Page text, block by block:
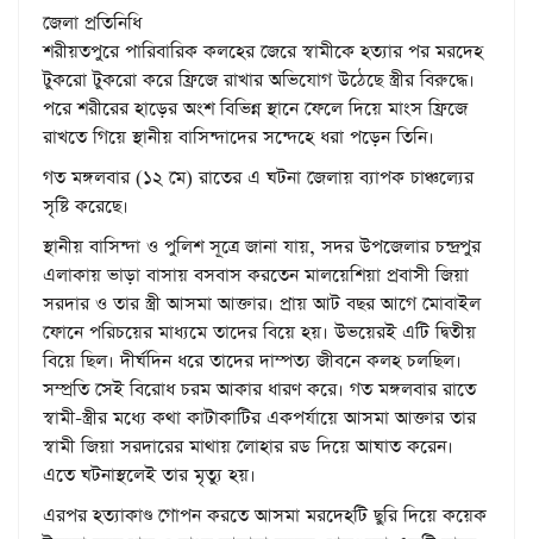
জেলা প্রতিনিধি
শরীয়তপুরে পারিবারিক কলহের জেরে স্বামীকে হত্যার পর মরদেহ
টুকরো টুকরো করে ফ্রিজে রাখার অভিযোগ উঠেছে স্ত্রীর বিরুদ্ধে।
পরে শরীরের হাড়ের অংশ বিভিন্ন স্থানে ফেলে দিয়ে মাংস ফ্রিজে
রাখতে গিয়ে স্থানীয় বাসিন্দাদের সন্দেহে ধরা পড়েন তিনি।
গত মঙ্গলবার (১২ মে) রাতের এ ঘটনা জেলায় ব্যাপক চাঞ্চল্যের
সৃষ্টি করেছে।
স্থানীয় বাসিন্দা ও পুলিশ সূত্রে জানা যায়, সদর উপজেলার চন্দ্রপুর
এলাকায় ভাড়া বাসায় বসবাস করতেন মালয়েশিয়া প্রবাসী জিয়া
সরদার ও তার স্ত্রী আসমা আক্তার। প্রায় আট বছর আগে মোবাইল
ফোনে পরিচয়ের মাধ্যমে তাদের বিয়ে হয়। উভয়েরই এটি দ্বিতীয়
বিয়ে ছিল। দীর্ঘদিন ধরে তাদের দাম্পত্য জীবনে কলহ চলছিল।
সম্প্রতি সেই বিরোধ চরম আকার ধারণ করে। গত মঙ্গলবার রাতে
স্বামী-স্ত্রীর মধ্যে কথা কাটাকাটির একপর্যায়ে আসমা আক্তার তার
স্বামী জিয়া সরদারের মাথায় লোহার রড দিয়ে আঘাত করেন।
এতে ঘটনাস্থলেই তার মৃত্যু হয়।
এরপর হত্যাকাণ্ড গোপন করতে আসমা মরদেহটি ছুরি দিয়ে কয়েক